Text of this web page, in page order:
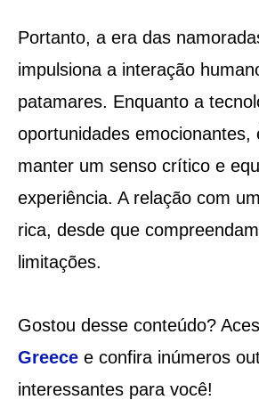
Portanto, a era das
impulsiona a interação
patamares. Enquanto a
oportunidades emocionantes,
manter um senso crítico e
experiência. A relação com
rica, desde que
limitações.
Gostou desse conteúdo?
Greecee confira inúmeros
interessantes para você!